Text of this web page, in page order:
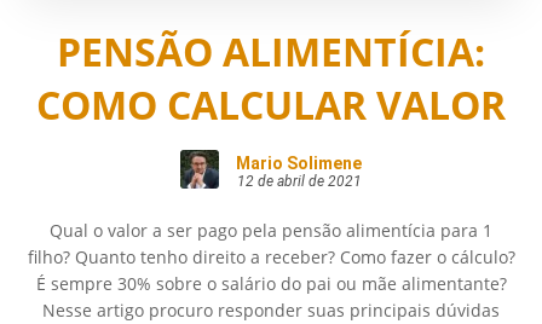
PENSÃO ALIMENTÍCIA:
COMO CALCULAR VALOR
Mario Solimene
12 de abril de 2021
Qual o valor a ser pago pela pensão alimentícia para 1
filho? Quanto tenho direito a receber? Como fazer o cálculo?
É sempre 30% sobre o salário do pai ou mãe alimentante?
Nesse artigo procuro responder suas principais dúvidas